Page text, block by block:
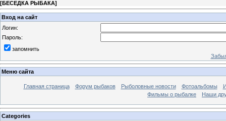
[БЕСЕДКА РЫБАКА]
Вход на сайт
Логин:
Пароль:
запомнить
Меню сайта
Главная страница Форум рыбаков Рыболовные новости Фотоальбомы
Фильмы о рыбалке
Наши
Categories